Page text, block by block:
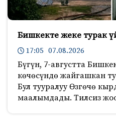
Бишкекте жеке турак
17:05 07.08.2026
Бүгүн, 7-августта
көчөсүндө жайгашкан
Бул тууралуу Өзгөчө
маалымдады. Тилсиз